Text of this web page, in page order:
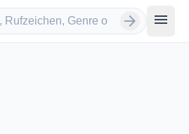
arrow_forward menu